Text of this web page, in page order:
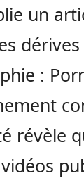
un
:
révèle